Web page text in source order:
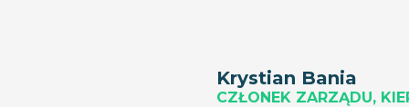
Krystian Bania
CZŁONEK ZARZĄDU,